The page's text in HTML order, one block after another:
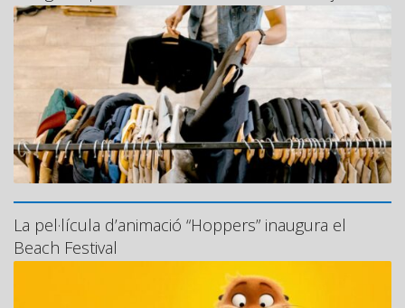
La pel·lícula d’animació “Hoppers” inaugura el
Beach Festival